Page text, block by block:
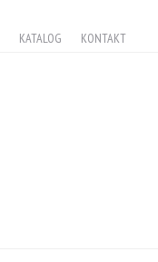
KATALOG KONTAKT